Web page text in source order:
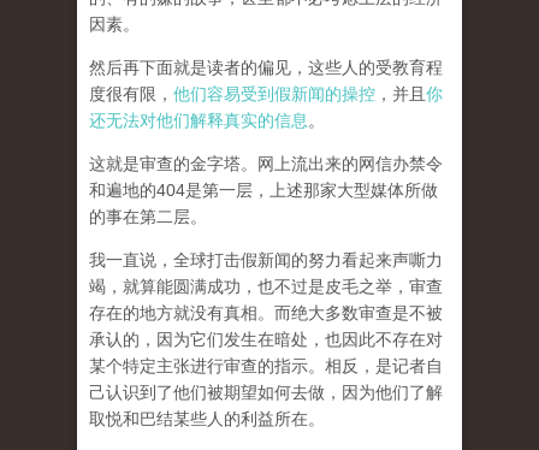
因素。
然后再下面就是读者的偏见，这些人的受教育程
度很有限， 他们容易受到假新闻的操控 ，并且 你
还无法对他们解释真实的信息 。
这就是审查的金字塔。网上流出来的网信办禁令
和遍地的404是第一层，上述那家大型媒体所做
的事在第二层。
我一直说，全球打击假新闻的努力看起来声嘶力
竭，就算能圆满成功，也不过是皮毛之举，审查
存在的地方就没有真相。而绝大多数审查是不被
承认的，因为它们发生在暗处，也因此不存在对
某个特定主张进行审查的指示。相反，是记者自
己认识到了他们被期望如何去做，因为他们了解
取悦和巴结某些人的利益所在。